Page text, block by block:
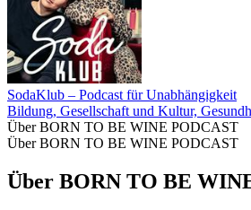
SodaKlub – Podcast für Unabhängigkeit
Bildung, Gesellschaft und Kultur,
Über BORN TO BE WINE PODCAST
Über BORN TO BE WINE PODCAST
Über BORN TO BE